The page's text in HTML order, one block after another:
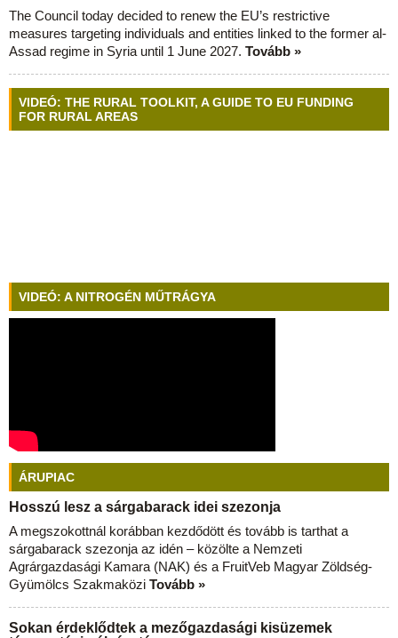
The Council today decided to renew the EU’s restrictive
measures targeting individuals and entities linked to the former al-
Assad regime in Syria until 1 June 2027. Tovább »
VIDEÓ: THE RURAL TOOLKIT, A GUIDE TO EU FUNDING
FOR RURAL AREAS
VIDEÓ: A NITROGÉN MŰTRÁGYA
ÁRUPIAC
Hosszú lesz a sárgabarack idei szezonja
A megszokottnál korábban kezdődött és tovább is tarthat a
sárgabarack szezonja az idén – közölte a Nemzeti
Agrárgazdasági Kamara (NAK) és a FruitVeb Magyar Zöldség-
Gyümölcs Szakmaközi Tovább »
Sokan érdeklődtek a mezőgazdasági kisüzemek